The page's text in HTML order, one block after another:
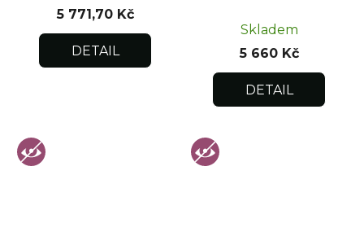
5 771,70 Kč
DETAIL
Skladem
5 660 Kč
DETAIL